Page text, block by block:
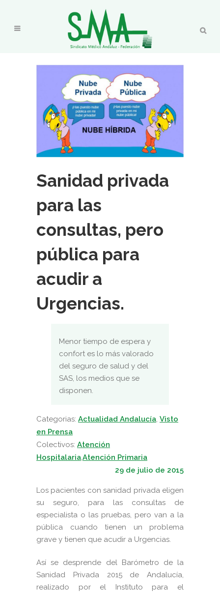
Sanidad privada
para las
consultas, pero
pública para
acudir a
Urgencias.
Menor tiempo de espera y
confort es lo más valorado
del seguro de salud y del
SAS, los medios que se
disponen.
Categorias: Actualidad Andalucía, Visto
en Prensa
Colectivos: Atención
Hospitalaria,Atención Primaria
29 de julio de 2015
Los pacientes consanidad privada eligen
su seguro, para las consultas de
especialista o las pruebas, pero van a la
pública cuando tienen un problema
grave y tienen que acudir a Urgencias.
Así se desprende del Barómetro de la
Sanidad Privada 2015 de Andalucía,
realizado por el Instituto para el